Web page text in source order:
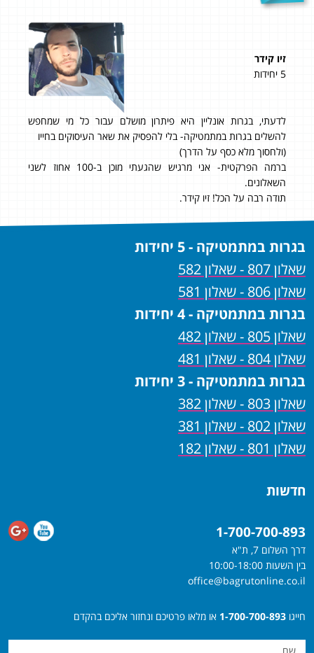
זיו קידר
5 יחידות
לדעתי, בגרות אונליין היא פיתרון מושלם עבור כל מי שמחפש
להשלים בגרות במתמטיקה- בלי להפסיק את שאר העיסוקים בחייו
(ולחסוך מלא כסף על הדרך)
ברמה הפרקטית- אני מרגיש שהגעתי מוכן ב-100 אחוז לשני
השאלונים.
תודה רבה על הכל! זיו קידר.
בגרות במתמטיקה - 5 יחידות
שאלון 807 - שאלון 582
שאלון 806 - שאלון 581
בגרות במתמטיקה - 4 יחידות
שאלון 805 - שאלון 482
שאלון 804 - שאלון 481
בגרות במתמטיקה - 3 יחידות
שאלון 803 - שאלון 382
שאלון 802 - שאלון 381
שאלון 801 - שאלון 182
חדשות
1-700-700-893
דרך השלום 7, ת"א
בין השעות 10:00-18:00
office@bagrutonline.co.il
חייגו 1-700-700-893 או מלאו פרטיכם ונחזור אליכם בהקדם